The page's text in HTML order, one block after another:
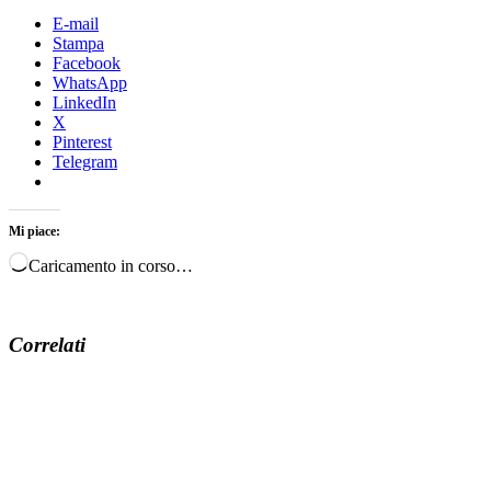
E-mail
Stampa
Facebook
WhatsApp
LinkedIn
X
Pinterest
Telegram
Mi piace:
Caricamento in corso…
Correlati